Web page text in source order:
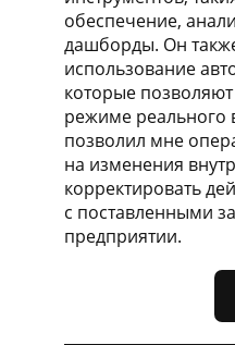
обеспечение,
дашборды. Он
использование
которые
режиме
позволил мне
на изменения
корректировать
с поставленными
предприятии.